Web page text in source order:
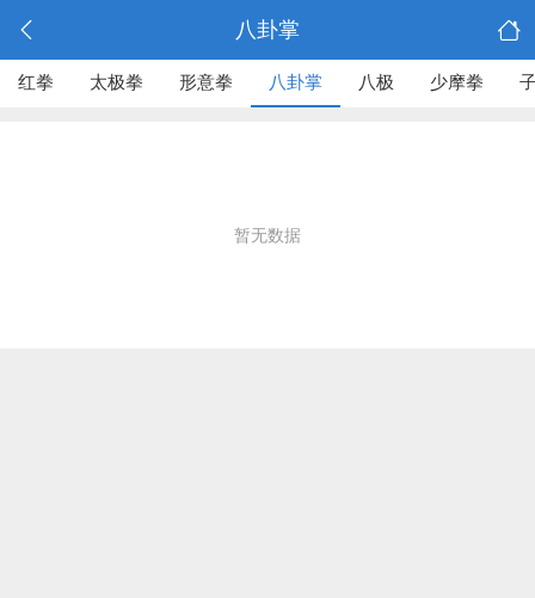
八卦掌
红拳 太极拳 形意拳 八卦掌 八极 少摩拳
暂无数据